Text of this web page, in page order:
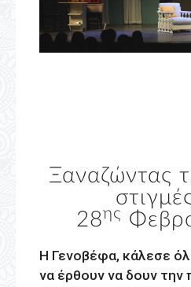
Ξαναζώντας τις τραγικές
28ης
Η Γενοβέφα, κάλεσε όλους όσους ήθελαν
να έρθουν να δουν την